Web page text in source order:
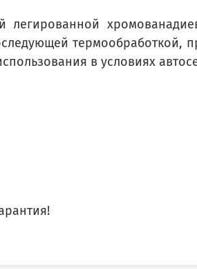
в условиях